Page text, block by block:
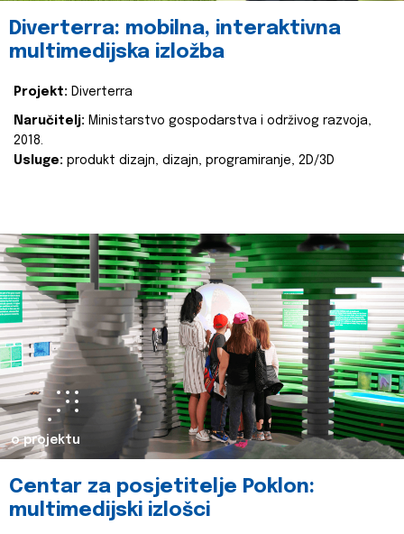
Diverterra: mobilna, interaktivna
multimedijska izložba
Projekt: Diverterra
Naručitelj: Ministarstvo gospodarstva i održivog razvoja,
2018.
Usluge: produkt dizajn, dizajn, programiranje, 2D/3D
o projektu
Centar za posjetitelje Poklon:
multimedijski izlošci